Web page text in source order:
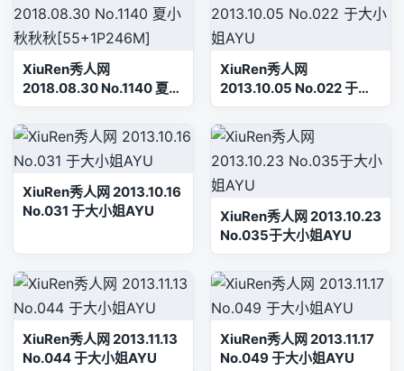
XiuRen秀人网
2018.08.30 No.1140 夏小
秋秋秋[55+1P246M]
XiuRen秀人网
2013.10.05 No.022 于大
小姐AYU
XiuRen秀人网 2013.10.16
No.031 于大小姐AYU
XiuRen秀人网 2013.10.23
No.035于大小姐AYU
XiuRen秀人网 2013.11.13
No.044 于大小姐AYU
XiuRen秀人网 2013.11.17
No.049 于大小姐AYU